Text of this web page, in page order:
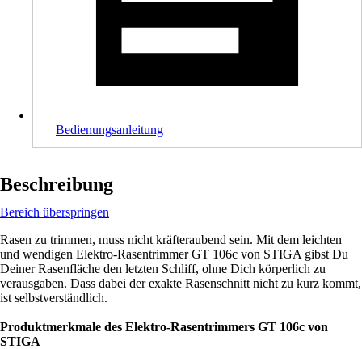
Bedienungsanleitung
Beschreibung
Bereich überspringen
Rasen zu trimmen, muss nicht kräfteraubend sein. Mit dem leichten
und wendigen Elektro-Rasentrimmer GT 106c von STIGA gibst Du
Deiner Rasenfläche den letzten Schliff, ohne Dich körperlich zu
verausgaben. Dass dabei der exakte Rasenschnitt nicht zu kurz kommt,
ist selbstverständlich.
Produktmerkmale des Elektro-Rasentrimmers GT 106c von
STIGA